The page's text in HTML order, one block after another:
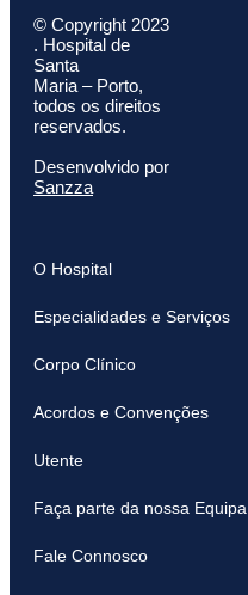
© Copyright 2023
. Hospital de
Santa
Maria – Porto,
todos os direitos
reservados.
Desenvolvido por
Sanzza
O Hospital
Especialidades e Serviços
Corpo Clínico
Acordos e Convenções
Utente
Faça parte da nossa Equipa
Fale Connosco